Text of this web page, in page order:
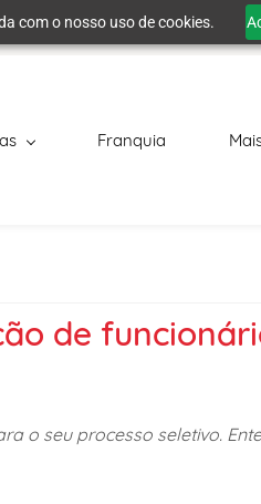
com o nosso uso de cookies.
Franquia
de
o seu processo seletivo.